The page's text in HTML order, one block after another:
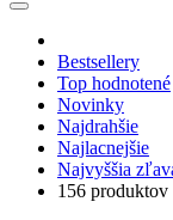
Bestsellery
Top hodnotené
Novinky
Najdrahšie
Najlacnejšie
Najvyššia
156 produktov